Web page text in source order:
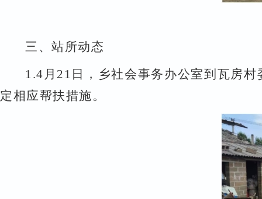
三、 站所动态
1.4 月 21 日， 乡社会事务办公室到瓦房
定相应帮扶措施。